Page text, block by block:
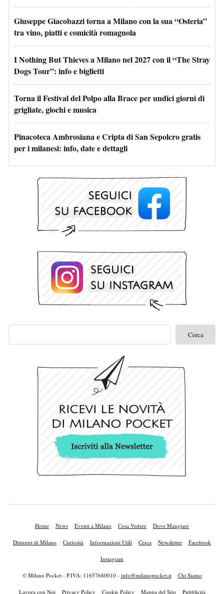
Giuseppe Giacobazzi torna a Milano con la sua “Osteria”
tra vino, piatti e comicità romagnola
I Nothing But Thieves a Milano nel 2027 con il “The Stray
Dogs Tour”: info e biglietti
Torna il Festival del Polpo alla Brace per undici giorni di
grigliate, giochi e musica
Pinacoteca Ambrosiana e Cripta di San Sepolcro gratis
per i milanesi: info, date e dettagli
Home News Eventi a Milano Cosa Vedere Dove Mangiare
Dintorni di Milano Curiosità Informazioni Utili Cerca Newsletter Facebook
Instagram
© Milano Pocket - P.IVA: 11657680010 - info@milanopocket.it Chi Siamo
Lavora con Noi Privacy Policy Cookie Policy Mappa del Sito Pubblicità